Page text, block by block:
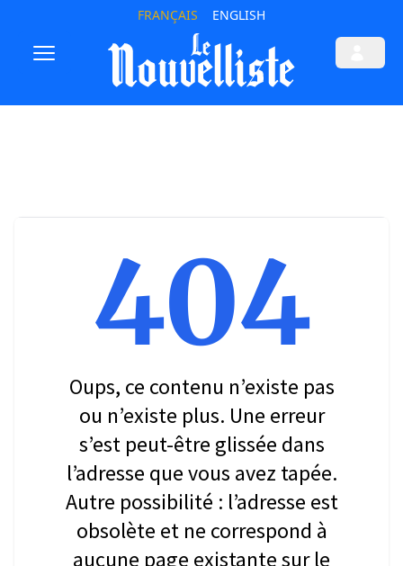
FRANÇAIS ENGLISH
404
Oups, ce contenu n’existe pas
ou n’existe plus. Une erreur
s’est peut-être glissée dans
l’adresse que vous avez tapée.
Autre possibilité : l’adresse est
obsolète et ne correspond à
aucune page existante sur le